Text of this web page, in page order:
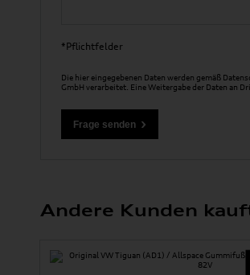
*Pflichtfelder
Die hier eingegebenen Daten werden gemäß
GmbH verarbeitet. Eine Weitergabe der Daten an
Andere Kunden